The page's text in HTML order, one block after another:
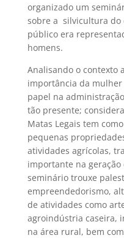
organizado um
sobre a silvicultura
público era
homens.
Analisando o contexto
importância da
papel na
tão presente;
Matas Legais tem
pequenas
atividades agrícolas,
importante na
seminário trouxe
empreendedorismo,
de atividades como
agroindústria caseira,
na área rural, bem